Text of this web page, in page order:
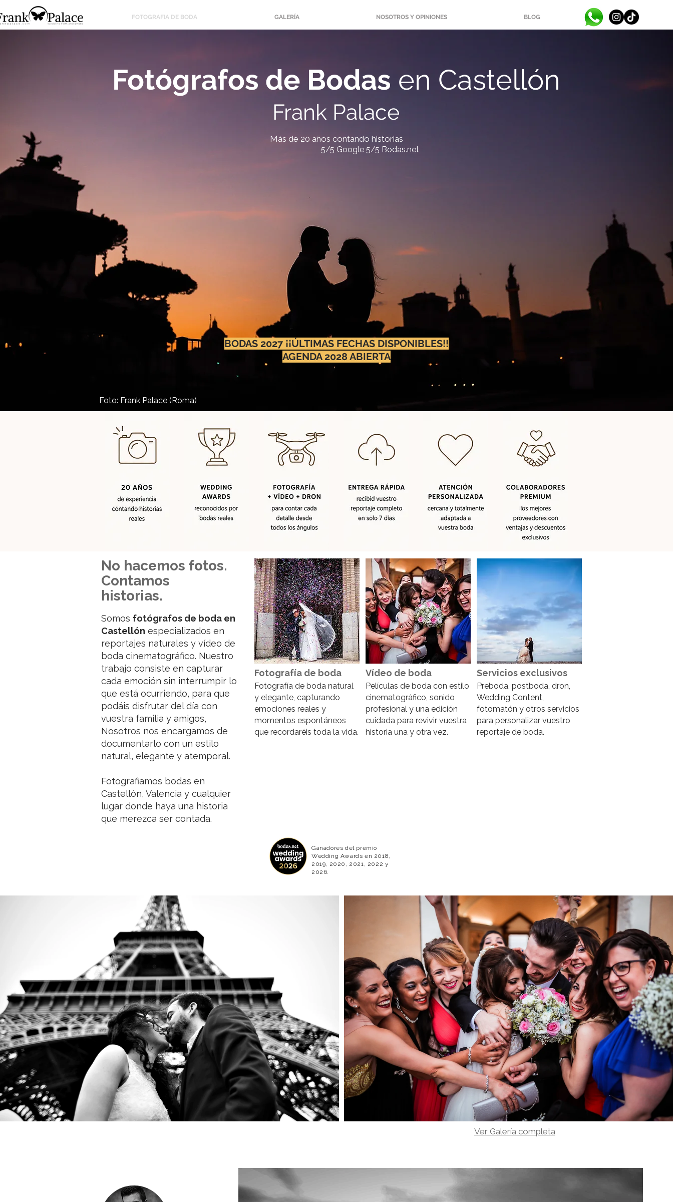
FOTOGRAFIA DE BODA GALERÍA NOSOTROS Y OPINIONES BLOG
Fotógrafos de Bodas en Castellón
Frank Palace
Más de 20 años contando historias
5/5 Google 5/5 Bodas.net
BODAS 2027 ¡¡ÚLTIMAS FECHAS DISPONIBLES!!
AGENDA 2028 ABIERTA
Foto: Frank Palace (Roma)
No hacemos fotos.
Contamos
historias.
Somos fotógrafos de boda en
Castellón especializados en
reportajes naturales y vídeo de
boda cinematográfico. Nuestro
trabajo consiste en capturar
cada emoción sin interrumpir lo
que está ocurriendo, para que
podáis disfrutar del día con
vuestra familia y amigos,
Nosotros nos encargamos de
documentarlo con un estilo
natural, elegante y atemporal.
Fotografiamos bodas en
Castellón, Valencia y cualquier
lugar donde haya una historia
que merezca ser contada.
Fotografía de boda
Fotografía de boda natural
y elegante, capturando
emociones reales y
momentos espontáneos
que recordaréis toda la vida.
Vídeo de boda
Películas de boda con estilo
cinematográfico, sonido
profesional y una edición
cuidada para revivir vuestra
historia una y otra vez.
Servicios exclusivos
Preboda, postboda, dron,
Wedding Content,
fotomatón y otros servicios
para personalizar vuestro
reportaje de boda.
Ganadores del premio
Wedding Awards en 2018,
2019, 2020, 2021, 2022 y
2026.
Ver Galería completa